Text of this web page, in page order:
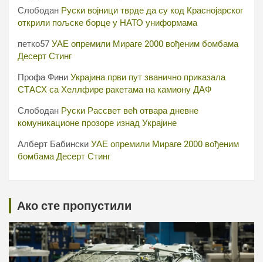
Слободан Руски војници тврде да су код Краснојарског
открили пољске борце у НАТО униформама
петко57 УАЕ опремили Мираге 2000 вођеним бомбама
Десерт Стинг
Профа Фини Украјина први пут званично приказала
СТАСХ са Хеллфире ракетама на камиону ДАФ
Слободан Руски Рассвет већ отвара дневне
комуникационе прозоре изнад Украјине
Алберт Бабински УАЕ опремили Мираге 2000 вођеним
бомбама Десерт Стинг
Ако сте пропустили